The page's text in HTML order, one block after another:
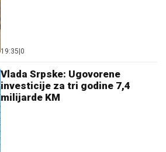
19:35 0
Vlada Srpske: Ugovorene
investicije za tri godine 7,4
milijarde KM